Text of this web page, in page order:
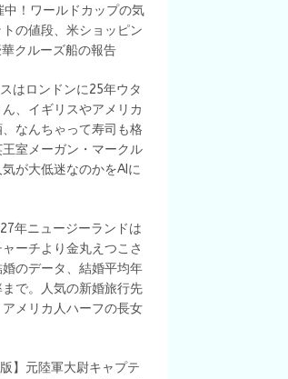
中！ワールドカップの気
の値段、米ショッピン
クルーズ船の報告
はロンドンに25年ウタ
、イギリスやアメリカ
なんちゃって寿司も格
室メーガン・マークル
が大低迷なのかをAIに
年ニュージーランドは
ーチより金丸えつこさ
のデータ、結婚平均年
で。人気の新婚旅行先
メリカ人ハーフの長女
】元陸軍大尉キャプテ